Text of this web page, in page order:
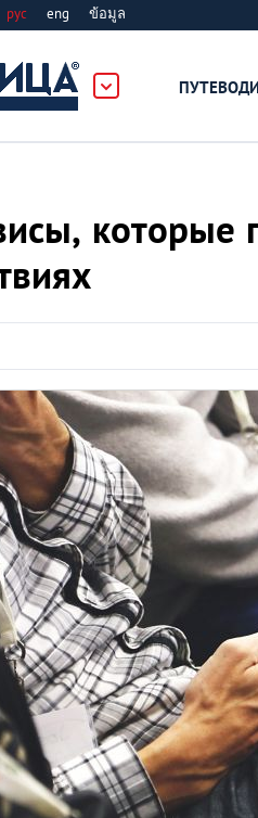
рус eng ข้อมูล
Киев
Москва
которые